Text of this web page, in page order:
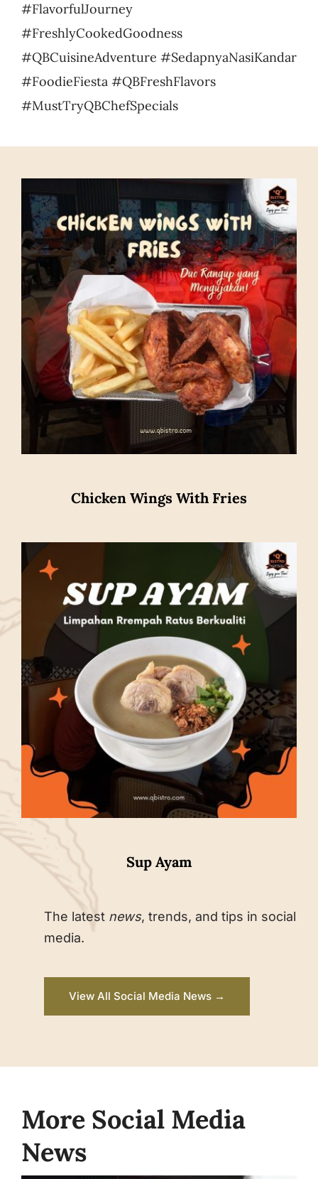
#FlavorfulJourney
#FreshlyCookedGoodness
#QBCuisineAdventure #SedapnyaNasiKandar
#FoodieFiesta #QBFreshFlavors
#MustTryQBChefSpecials
The latest news, trends, and tips in social
media.
View All Social Media News →
Chicken Wings With Fries
Sup Ayam
More Social Media
News